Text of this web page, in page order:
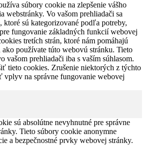
súbory cookie na zlepšenie vášho
webstránky. Vo vašom prehliadači sa
ktoré sú kategorizované podľa potreby,
fungovanie základných funkcií webovej
tretích strán, ktoré nám pomáhajú
používate túto webovú stránku. Tieto
vašom prehliadači iba s vaším súhlasom.
tieto cookies. Zrušenie niektorých z týchto
vplyv na správne fungovanie webovej
sú absolútne nevyhnutné pre správne
Tieto súbory cookie anonymne
a bezpečnostné prvky webovej stránky.